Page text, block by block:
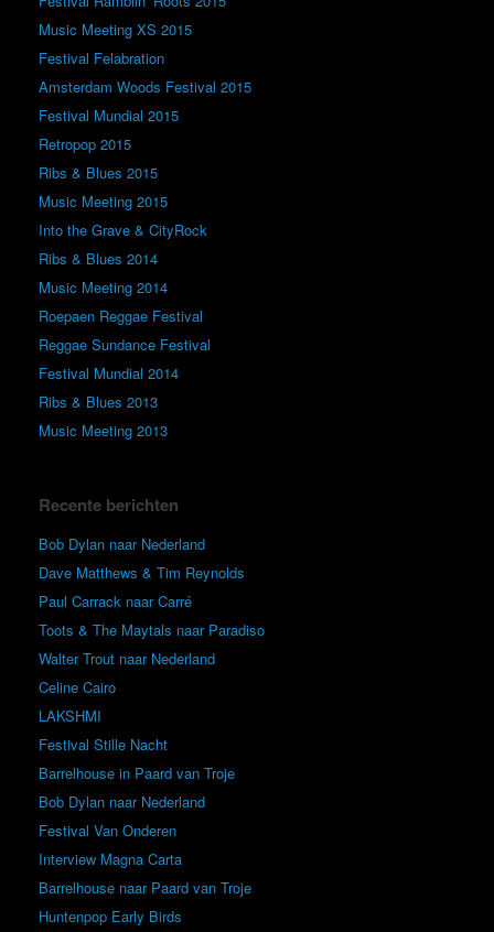
Music Meeting XS 2015
Festival Felabration
Amsterdam Woods Festival 2015
Festival Mundial 2015
Retropop 2015
Ribs & Blues 2015
Music Meeting 2015
Into the Grave & CityRock
Ribs & Blues 2014
Music Meeting 2014
Roepaen Reggae Festival
Reggae Sundance Festival
Festival Mundial 2014
Ribs & Blues 2013
Music Meeting 2013
Recente berichten
Bob Dylan naar Nederland
Dave Matthews & Tim Reynolds
Paul Carrack naar Carré
Toots & The Maytals naar Paradiso
Walter Trout naar Nederland
Celine Cairo
LAKSHMI
Festival Stille Nacht
Barrelhouse in Paard van Troje
Bob Dylan naar Nederland
Festival Van Onderen
Interview Magna Carta
Barrelhouse naar Paard van Troje
Huntenpop Early Birds